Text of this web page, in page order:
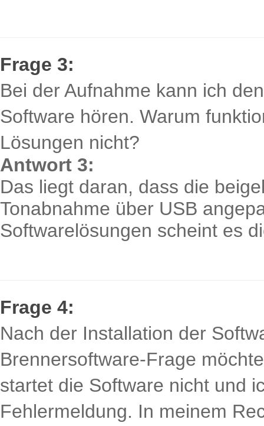
Frage 3:
Bei der Aufnahme kann ich
Software hören. Warum
Lösungen nicht?
Antwort 3:
Das liegt daran, dass die
Tonabnahme über USB
Softwarelösungen scheint es
Frage 4:
Nach der Installation der
Brennersoftware-Frage
startet die Software nicht und
Fehlermeldung. In meinem